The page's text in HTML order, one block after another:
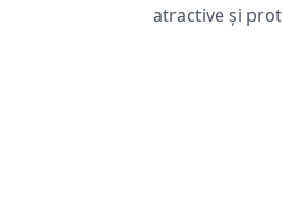
atractive și